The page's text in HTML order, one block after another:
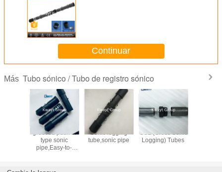
Continuar
Más Tubo sónico / Tubo de registro sónico
grooved push fit
type sonic
pipe,Easy-to-
Sonic logging
tube,sonic pipe
CSL (Cross Sonic
Logging) Tubes